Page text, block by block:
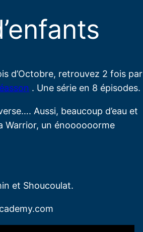
d’Octobre, retrouvez 2 fois par
. Une série en 8 épisodes.
Aussi, beaucoup d’eau et
Warrior, un énoooooorme
et Shoucoulat.